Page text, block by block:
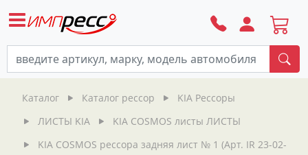
Каталог Каталог рессор
KIA Рессоры
ЛИСТЫ KIA
KIA COSMOS листы ЛИСТЫ
KIA COSMOS рессора задняя лист № 1 (Арт. IR 23-02-01)